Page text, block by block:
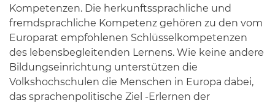
Kompetenzen. Die herkunftssprachliche und
fremdsprachliche Kompetenz gehören zu den vom
Europarat empfohlenen Schlüsselkompetenzen
des lebensbegleitenden Lernens. Wie keine andere
Bildungseinrichtung unterstützen die
Volkshochschulen die Menschen in Europa dabei,
das sprachenpolitische Ziel -Erlernen der